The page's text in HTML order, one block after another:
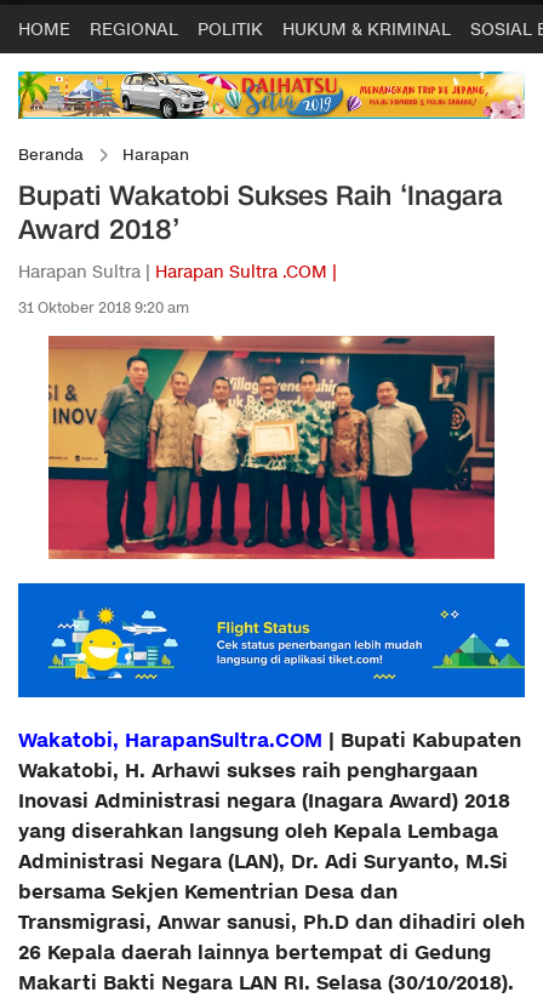
HOME REGIONAL POLITIK HUKUM & KRIMINAL SOSIAL
Beranda Harapan
Bupati Wakatobi Sukses Raih ‘Inagara
Award 2018’
Harapan Sultra | Harapan Sultra .COM |
31 Oktober 2018 9:20 am
Wakatobi, HarapanSultra.COM | Bupati Kabupaten
Wakatobi, H. Arhawi sukses raih penghargaan
Inovasi Administrasi negara (Inagara Award) 2018
yang diserahkan langsung oleh Kepala Lembaga
Administrasi Negara (LAN), Dr. Adi Suryanto, M.Si
bersama Sekjen Kementrian Desa dan
Transmigrasi, Anwar sanusi, Ph.D dan dihadiri oleh
26 Kepala daerah lainnya bertempat di Gedung
Makarti Bakti Negara LAN RI. Selasa (30/10/2018).